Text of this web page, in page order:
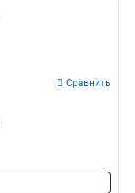
Сравнить